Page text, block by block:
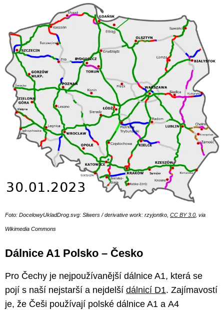
Foto: DocelowyUkladDrog.svg: Sliwers / derivative work: rzyjontko, CC BY 3.0 , via
Wikimedia Commons
Dálnice A1 Polsko –⁠ Česko
Pro Čechy je nejpoužívanější dálnice A1, která se
pojí s naší nejstarší a nejdelší dálnicí D1. Zajímavostí
je, že Češi používají polské dálnice A1 a A4